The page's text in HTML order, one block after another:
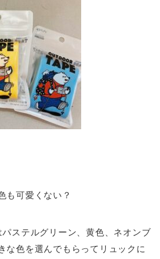
も可愛くない？
ステルグリーン、黄色、ネオンブ
な色を選んでもらってリュックに